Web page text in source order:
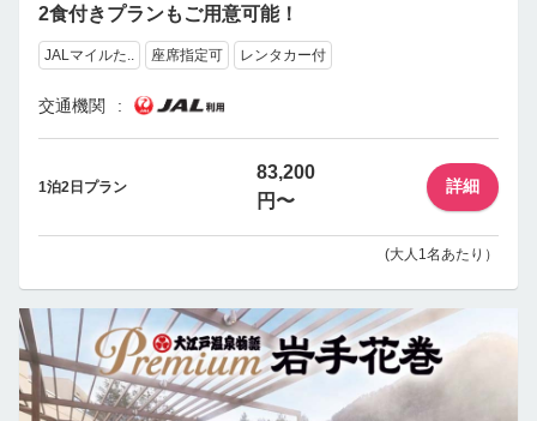
2食付きプランもご用意可能！
JALマイルた.. 座席指定可 レンタカー付
交通機関
1泊2日プラン
83,200
円〜
詳細
(大人1名あたり）